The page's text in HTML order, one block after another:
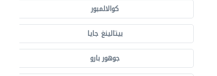
كوالالمبور
بيتالينغ جايا
جوهور بارو